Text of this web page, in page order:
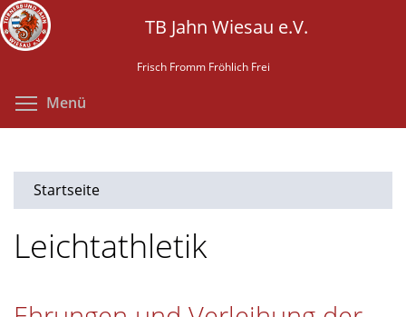
Direkt
zum
Inhalt
TB Jahn Wiesau e.V.
Frisch Fromm Fröhlich Frei
Menü
Startseite
Leichtathletik